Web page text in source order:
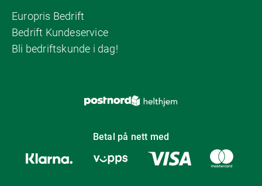
Europris Bedrift
Bedrift Kundeservice
Bli bedriftskunde i dag!
Betal på nett med